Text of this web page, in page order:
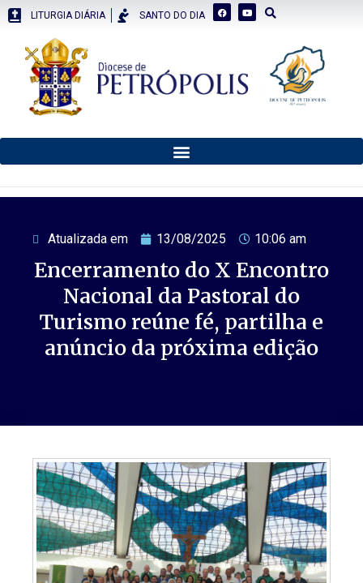
LITURGIA DIÁRIA SANTO DO DIA
Atualizada em 13/08/2025 10:06 am
Encerramento do X Encontro
Nacional da Pastoral do
Turismo reúne fé, partilha e
anúncio da próxima edição